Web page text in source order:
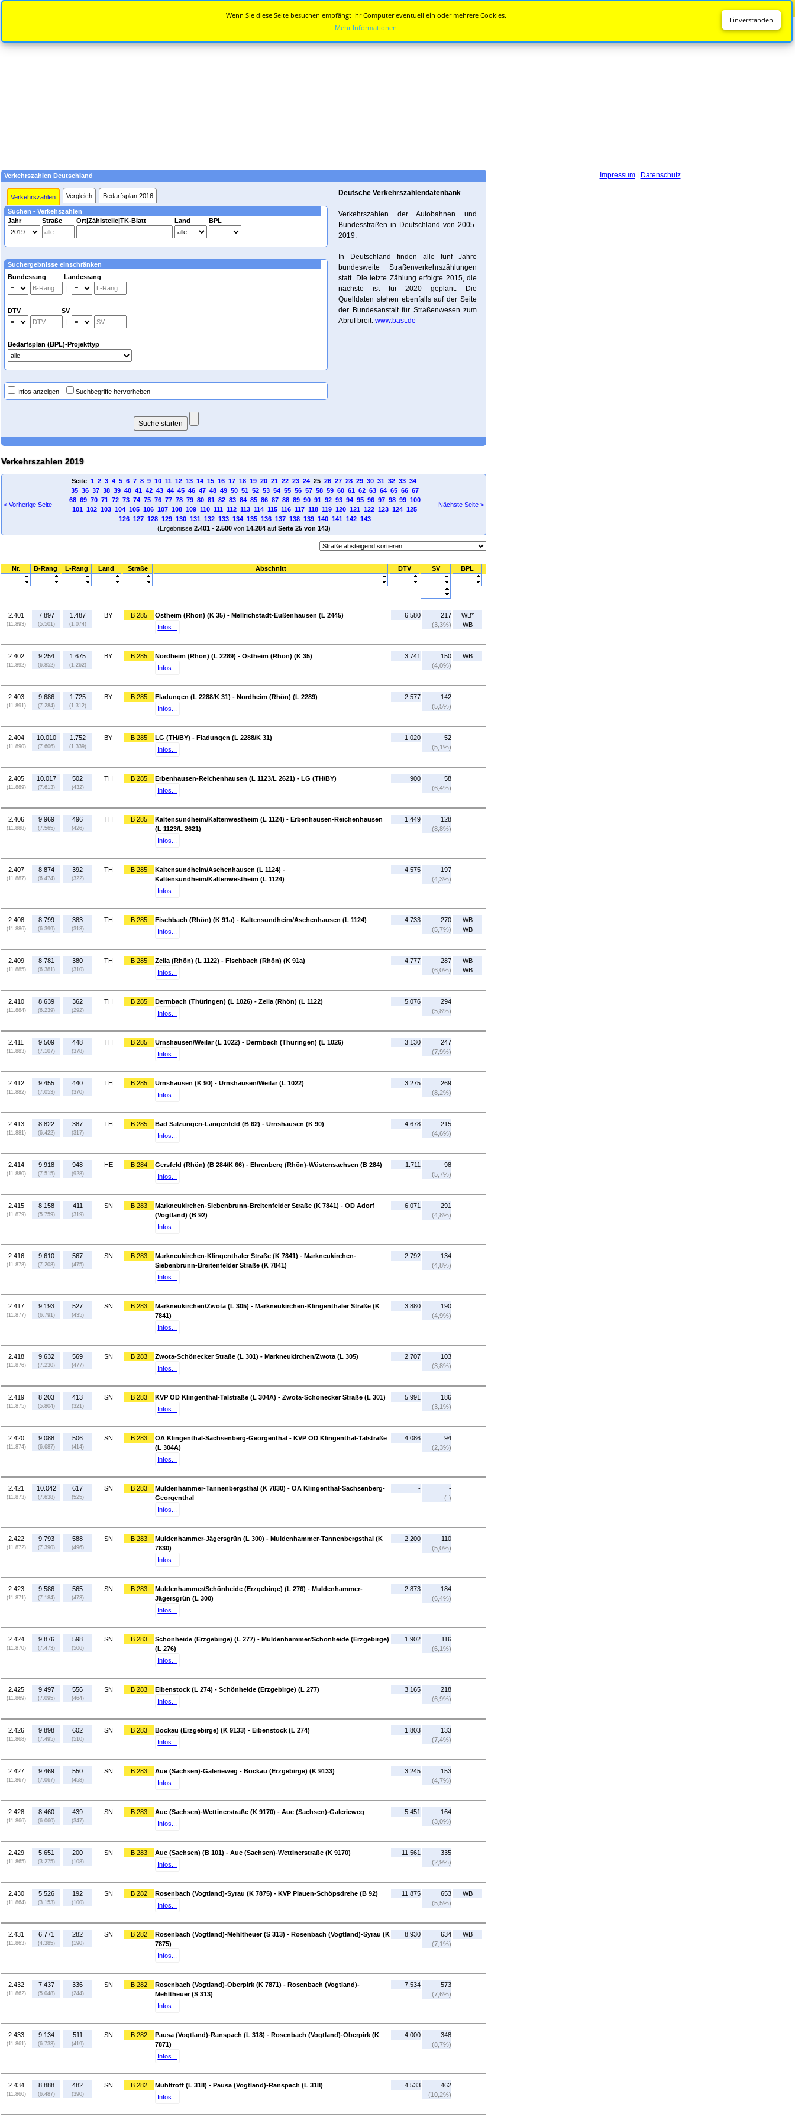
Verkehrszahlen Deutschland
Verkehrszahlen Vergleich Bedarfsplan 2016
Suchen - Verkehszahlen
Jahr
Straße Ort|Zählstelle|TK-Blatt Land BPL
Suchergebnisse einschränken
Bundesrang Landesrang
|
DTV SV
|
Bedarfsplan (BPL)-Projekttyp
Infos anzeigen Suchbegriffe hervorheben
Deutsche Verkehrszahlendatenbank
Verkehrszahlen der Autobahnen und
Bundesstraßen in Deutschland von 2005-
2019.
In Deutschland finden alle fünf Jahre
bundesweite Straßenverkehrszählungen
statt. Die letzte Zählung erfolgte 2015, die
nächste ist für 2020 geplant. Die
Quelldaten stehen ebenfalls auf der Seite
der Bundesanstalt für Straßenwesen zum
Abruf breit: www.bast.de
Verkehrszahlen 2019
< Vorherige Seite
Seite 1 2 3 4 5 6 7 8 9 10 11 12 13 14 15 16 17 18 19 20 21 22 23 2425 26 27 28 29 30 31 32 33 34
35 36 37 38 39 40 41 42 43 44 45 46 47 48 49 50 51 52 53 54 55 56 57 58 59 60 61 62 63 64 65 66 67
68 69 70 71 72 73 74 75 76 77 78 79 80 81 82 83 84 85 86 87 88 89 90 91 92 93 94 95 96 97 98 99 100
101 102 103 104 105 106 107 108 109 110 111 112 113 114 115 116 117 118 119 120 121 122 123 124 125
126 127 128 129 130 131 132 133 134 135 136 137 138 139 140 141 142 143
(Ergebnisse 2.401- 2.500von 14.284auf Seite 25 von 143)
Nächste Seite >
Nr. B-Rang L-Rang Land Straße Abschnitt DTV SV BPL
2.401
(11.893)
7.897
(5.501)
1.487
(1.074)
BY B 285
Ostheim (Rhön) (K 35) - Mellrichstadt-Eußenhausen (L 2445)
Infos...
6.580
217
(3,3%)
WB*
WB
2.402
(11.892)
9.254
(6.852)
1.675
(1.262)
BY B 285
Nordheim (Rhön) (L 2289) - Ostheim (Rhön) (K 35)
Infos...
3.741
150
(4,0%)
WB
2.403
(11.891)
9.686
(7.284)
1.725
(1.312)
BY B 285
Fladungen (L 2288/K 31) - Nordheim (Rhön) (L 2289)
Infos...
2.577
142
(5,5%)
2.404
(11.890)
10.010
(7.606)
1.752
(1.339)
BY B 285
LG (TH/BY) - Fladungen (L 2288/K 31)
Infos...
1.020
52
(5,1%)
2.405
(11.889)
10.017
(7.613)
502
(432)
TH B 285
Erbenhausen-Reichenhausen (L 1123/L 2621) - LG (TH/BY)
Infos...
900
58
(6,4%)
2.406
(11.888)
9.969
(7.565)
496
(426)
TH B 285
Kaltensundheim/Kaltenwestheim (L 1124) - Erbenhausen-Reichenhausen
(L 1123/L 2621)
Infos...
1.449
128
(8,8%)
2.407
(11.887)
8.874
(6.474)
392
(322)
TH B 285
Kaltensundheim/Aschenhausen (L 1124) -
Kaltensundheim/Kaltenwestheim (L 1124)
Infos...
4.575
197
(4,3%)
2.408
(11.886)
8.799
(6.399)
383
(313)
TH B 285
Fischbach (Rhön) (K 91a) - Kaltensundheim/Aschenhausen (L 1124)
Infos...
4.733
270
(5,7%)
WB
WB
2.409
(11.885)
8.781
(6.381)
380
(310)
TH B 285
Zella (Rhön) (L 1122) - Fischbach (Rhön) (K 91a)
Infos...
4.777
287
(6,0%)
WB
WB
2.410
(11.884)
8.639
(6.239)
362
(292)
TH B 285
Dermbach (Thüringen) (L 1026) - Zella (Rhön) (L 1122)
Infos...
5.076
294
(5,8%)
2.411
(11.883)
9.509
(7.107)
448
(378)
TH B 285
Urnshausen/Weilar (L 1022) - Dermbach (Thüringen) (L 1026)
Infos...
3.130
247
(7,9%)
2.412
(11.882)
9.455
(7.053)
440
(370)
TH B 285
Urnshausen (K 90) - Urnshausen/Weilar (L 1022)
Infos...
3.275
269
(8,2%)
2.413
(11.881)
8.822
(6.422)
387
(317)
TH B 285
Bad Salzungen-Langenfeld (B 62) - Urnshausen (K 90)
Infos...
4.678
215
(4,6%)
2.414
(11.880)
9.918
(7.515)
948
(928)
HE B 284
Gersfeld (Rhön) (B 284/K 66) - Ehrenberg (Rhön)-Wüstensachsen (B 284)
Infos...
1.711
98
(5,7%)
2.415
(11.879)
8.158
(5.759)
411
(319)
SN B 283
Markneukirchen-Siebenbrunn-Breitenfelder Straße (K 7841) - OD Adorf
(Vogtland) (B 92)
Infos...
6.071
291
(4,8%)
2.416
(11.878)
9.610
(7.208)
567
(475)
SN B 283
Markneukirchen-Klingenthaler Straße (K 7841) - Markneukirchen-
Siebenbrunn-Breitenfelder Straße (K 7841)
Infos...
2.792
134
(4,8%)
2.417
(11.877)
9.193
(6.791)
527
(435)
SN B 283
Markneukirchen/Zwota (L 305) - Markneukirchen-Klingenthaler Straße (K
7841)
Infos...
3.880
190
(4,9%)
2.418
(11.876)
9.632
(7.230)
569
(477)
SN B 283
Zwota-Schönecker Straße (L 301) - Markneukirchen/Zwota (L 305)
Infos...
2.707
103
(3,8%)
2.419
(11.875)
8.203
(5.804)
413
(321)
SN B 283
KVP OD Klingenthal-Talstraße (L 304A) - Zwota-Schönecker Straße (L 301)
Infos...
5.991
186
(3,1%)
2.420
(11.874)
9.088
(6.687)
506
(414)
SN B 283
OA Klingenthal-Sachsenberg-Georgenthal - KVP OD Klingenthal-Talstraße
(L 304A)
Infos...
4.086
94
(2,3%)
2.421
(11.873)
10.042
(7.638)
617
(525)
SN B 283
Muldenhammer-Tannenbergsthal (K 7830) - OA Klingenthal-Sachsenberg-
Georgenthal
Infos...
-
-
(-)
2.422
(11.872)
9.793
(7.390)
588
(496)
SN B 283
Muldenhammer-Jägersgrün (L 300) - Muldenhammer-Tannenbergsthal (K
7830)
Infos...
2.200
110
(5,0%)
2.423
(11.871)
9.586
(7.184)
565
(473)
SN B 283
Muldenhammer/Schönheide (Erzgebirge) (L 276) - Muldenhammer-
Jägersgrün (L 300)
Infos...
2.873
184
(6,4%)
2.424
(11.870)
9.876
(7.473)
598
(506)
SN B 283
Schönheide (Erzgebirge) (L 277) - Muldenhammer/Schönheide (Erzgebirge)
(L 276)
Infos...
1.902
116
(6,1%)
2.425
(11.869)
9.497
(7.095)
556
(464)
SN B 283
Eibenstock (L 274) - Schönheide (Erzgebirge) (L 277)
Infos...
3.165
218
(6,9%)
2.426
(11.868)
9.898
(7.495)
602
(510)
SN B 283
Bockau (Erzgebirge) (K 9133) - Eibenstock (L 274)
Infos...
1.803
133
(7,4%)
2.427
(11.867)
9.469
(7.067)
550
(458)
SN B 283
Aue (Sachsen)-Galerieweg - Bockau (Erzgebirge) (K 9133)
Infos...
3.245
153
(4,7%)
2.428
(11.866)
8.460
(6.060)
439
(347)
SN B 283
Aue (Sachsen)-Wettinerstraße (K 9170) - Aue (Sachsen)-Galerieweg
Infos...
5.451
164
(3,0%)
2.429
(11.865)
5.651
(3.275)
200
(108)
SN B 283
Aue (Sachsen) (B 101) - Aue (Sachsen)-Wettinerstraße (K 9170)
Infos...
11.561
335
(2,9%)
2.430
(11.864)
5.526
(3.153)
192
(100)
SN B 282
Rosenbach (Vogtland)-Syrau (K 7875) - KVP Plauen-Schöpsdrehe (B 92)
Infos...
11.875
653
(5,5%)
WB
2.431
(11.863)
6.771
(4.385)
282
(190)
SN B 282
Rosenbach (Vogtland)-Mehltheuer (S 313) - Rosenbach (Vogtland)-Syrau (K
7875)
Infos...
8.930
634
(7,1%)
WB
2.432
(11.862)
7.437
(5.048)
336
(244)
SN B 282
Rosenbach (Vogtland)-Oberpirk (K 7871) - Rosenbach (Vogtland)-
Mehltheuer (S 313)
Infos...
7.534
573
(7,6%)
2.433
(11.861)
9.134
(6.733)
511
(419)
SN B 282
Pausa (Vogtland)-Ranspach (L 318) - Rosenbach (Vogtland)-Oberpirk (K
7871)
Infos...
4.000
348
(8,7%)
2.434
(11.860)
8.888
(6.487)
482
(390)
SN B 282
Mühltroff (L 318) - Pausa (Vogtland)-Ranspach (L 318)
Infos...
4.533
462
(10,2%)
Impressum| Datenschutz
Einverstanden
Wenn Sie diese Seite besuchen empfängt Ihr Computer eventuell ein oder mehrere Cookies.
Mehr Informationen